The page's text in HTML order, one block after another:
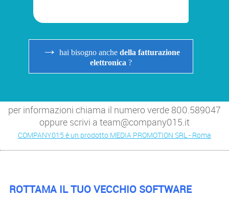
→ hai bisogno anche della fatturazione
elettronica ?
per informazioni chiama il numero verde 800.589047
oppure scrivi a team@company015.it
COMPANY015 è un prodotto MEDIA PROMOTION SRL - Roma
ROTTAMA IL TUO VECCHIO SOFTWARE